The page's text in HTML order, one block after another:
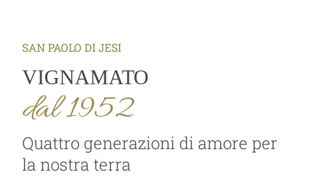
SAN PAOLO DI JESI
VIGNAMATO
dal 1952
Quattro generazioni di amore per
la nostra terra